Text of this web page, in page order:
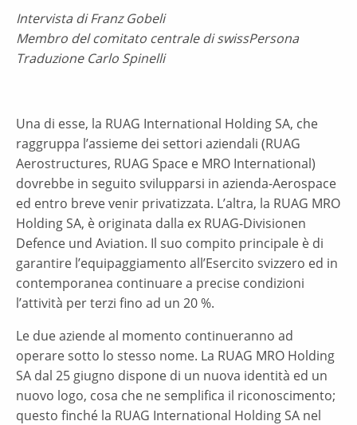
Intervista di Franz Gobeli
Membro del comitato centrale di swissPersona
Traduzione Carlo Spinelli
Una di esse, la RUAG International Holding SA, che
raggruppa l’assieme dei settori aziendali (RUAG
Aerostructures, RUAG Space e MRO International)
dovrebbe in seguito svilupparsi in azienda-Aerospace
ed entro breve venir privatizzata. L’altra, la RUAG MRO
Holding SA, è originata dalla ex RUAG-Divisionen
Defence und Aviation. Il suo compito principale è di
garantire l’equipaggiamento all’Esercito svizzero ed in
contemporanea continuare a precise condizioni
l’attività per terzi fino ad un 20 %.
Le due aziende al momento continueranno ad
operare sotto lo stesso nome. La RUAG MRO Holding
SA dal 25 giugno dispone di un nuova identità ed un
nuovo logo, cosa che ne semplifica il riconoscimento;
questo finché la RUAG International Holding SA nel